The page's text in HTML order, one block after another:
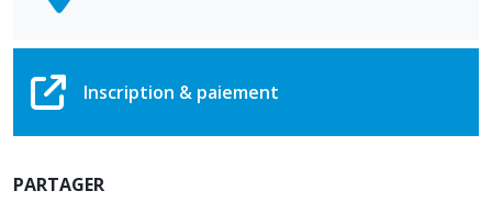
Inscription & paiement
PARTAGER